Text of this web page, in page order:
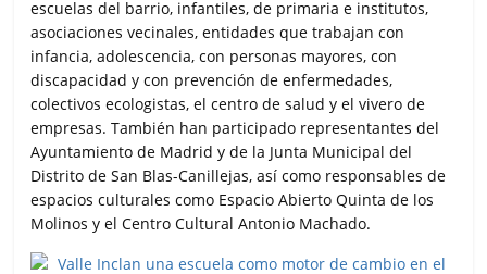
escuelas del barrio, infantiles, de primaria e institutos,
asociaciones vecinales, entidades que trabajan con
infancia, adolescencia, con personas mayores, con
discapacidad y con prevención de enfermedades,
colectivos ecologistas, el centro de salud y el vivero de
empresas. También han participado representantes del
Ayuntamiento de Madrid y de la Junta Municipal del
Distrito de San Blas-Canillejas, así como responsables de
espacios culturales como Espacio Abierto Quinta de los
Molinos y el Centro Cultural Antonio Machado.